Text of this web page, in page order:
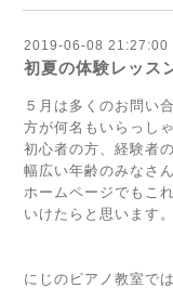
2019-06-08 21:27:00
初夏の体験レッス
５月は多くのお問い
方が何名もいらっし
初心者の方、経験者
幅広い年齢のみなさ
ホームページでもこ
いけたらと思います。
にじのピアノ教室で